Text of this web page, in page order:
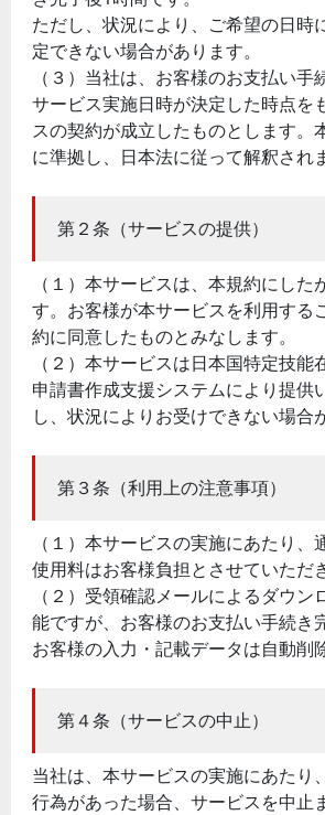
ただし、状況により、ご希望の日時
定できない場合があります。
（３）当社は、お客様のお支払い手
サービス実施日時が決定した時点を
スの契約が成立したものとします。
に準拠し、日本法に従って解釈され
第２条（サービスの提供）
（１）本サービスは、本規約にした
す。お客様が本サービスを利用する
約に同意したものとみなします。
（２）本サービスは日本国特定技能
申請書作成支援システムにより提供
し、状況によりお受けできない場合
第３条（利用上の注意事項）
（１）本サービスの実施にあたり、
使用料はお客様負担とさせていただ
（２）受領確認メールによるダウン
能ですが、お客様のお支払い手続き
お客様の入力・記載データは自動削
第４条（サービスの中止）
当社は、本サービスの実施にあたり
行為があった場合、サービスを中止